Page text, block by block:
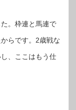
。枠連と馬連で
らです。2歳戦な
、ここはもう仕